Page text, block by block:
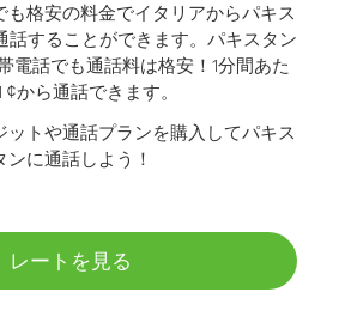
も格安の料金でイタリアからパキス
することができます。 パキスタン
電話でも通話料は格安！1分間あた
¢から通話できます。
ットや通話プランを購入してパキス
ンに通話しよう！
レートを見る